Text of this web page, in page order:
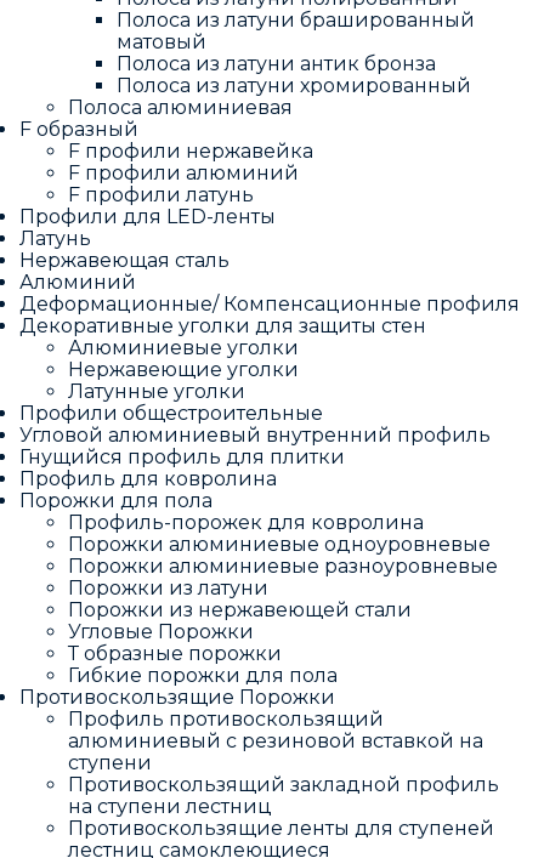
Полоса из латуни брашированный
матовый
Полоса из латуни антик бронза
Полоса из латуни хромированный
Полоса алюминиевая
F образный
F профили нержавейка
F профили алюминий
F профили латунь
Профили для LED-ленты
Латунь
Нержавеющая сталь
Алюминий
Деформационные/ Компенсационные профиля
Декоративные уголки для защиты стен
Алюминиевые уголки
Нержавеющие уголки
Латунные уголки
Профили общестроительные
Угловой алюминиевый внутренний профиль
Гнущийся профиль для плитки
Профиль для ковролина
Порожки для пола
Профиль-порожек для ковролина
Порожки алюминиевые одноуровневые
Порожки алюминиевые разноуровневые
Порожки из латуни
Порожки из нержавеющей стали
Угловые Порожки
Т образные порожки
Гибкие порожки для пола
Противоскользящие Порожки
Профиль противоскользящий
алюминиевый с резиновой вставкой на
ступени
Противоскользящий закладной профиль
на ступени лестниц
Противоскользящие ленты для ступеней
лестниц самоклеющиеся